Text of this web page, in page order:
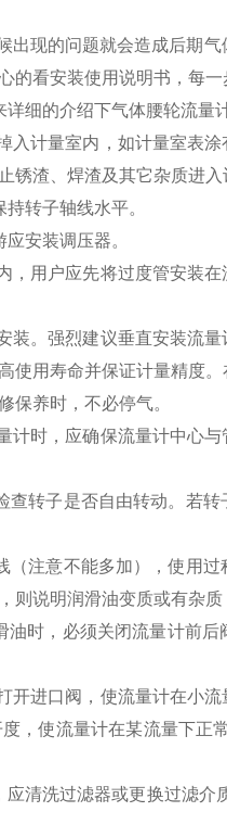
现的问题就会造成后期
看安装使用说明书，每
详细的介绍下气体腰轮流量
计量室内，如计量室表
渣、焊渣及其它杂质进入
转子轴线水平。
安装调压器。
用户应先将过度管安装
。强烈建议垂直安装流
使用寿命并保证计量精度
保养时，不必停气。
计时，应确保流量计中心
转子是否自由转动。若
注意不能多加），使用
则说明润滑油变质或有杂
油时，必须关闭流量计前
开进口阀，使流量计在小
，使流量计在某流量下正
清洗过滤器或更换过滤介